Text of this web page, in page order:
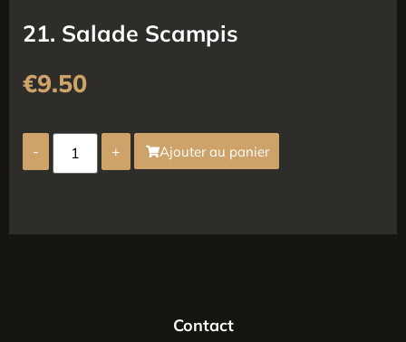
21. Salade Scampis
€9.50
- + Ajouter au panier
Contact